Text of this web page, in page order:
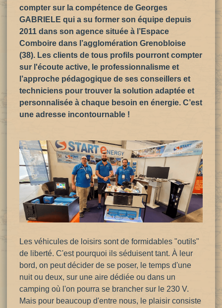
compter sur la compétence de Georges
GABRIELE qui a su former son équipe depuis
2011 dans son agence située à l’Espace
Comboire dans l’agglomération Grenobloise
(38). Les clients de tous profils pourront compter
sur l'écoute active, le professionnalisme et
l’approche pédagogique de ses conseillers et
techniciens pour trouver la solution adaptée et
personnalisée à chaque besoin en énergie. C’est
une adresse incontournable !
Les véhicules de loisirs sont de formidables "outils"
de liberté. C'est pourquoi ils séduisent tant. À leur
bord, on peut décider de se poser, le temps d'une
nuit ou deux, sur une aire dédiée ou dans un
camping où l'on pourra se brancher sur le 230 V.
Mais pour beaucoup d'entre nous, le plaisir consiste